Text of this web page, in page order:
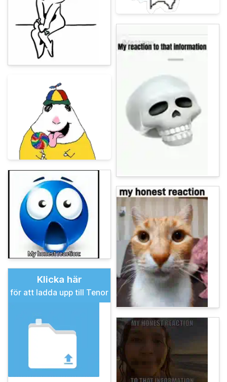
Klicka här
för att ladda upp till Tenor